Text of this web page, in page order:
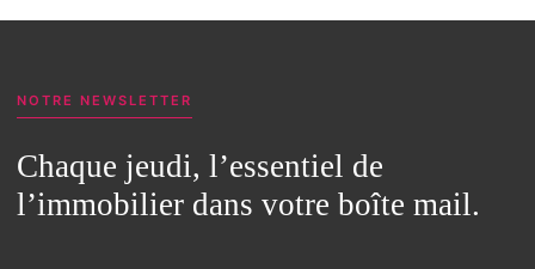
NOTRE NEWSLETTER
Chaque jeudi, l’essentiel de
l’immobilier dans votre boîte mail.